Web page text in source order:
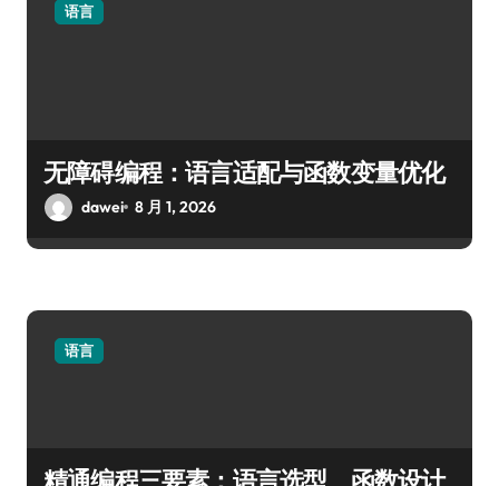
语言
无障碍编程：语言适配与函数变量优化
dawei 8 月 1, 2026
语言